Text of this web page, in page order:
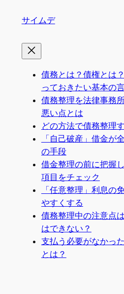
サイムデ
債務とは？債権とは
っておきたい基本の
債務整理を法律事務
悪い点とは
どの方法で債務整理
「自己破産」借金が
の手段
借金整理の前に把握
項目をチェック
「任意整理」利息の
やすくする
債務整理中の注意点
はできない？
支払う必要がなかっ
とは？